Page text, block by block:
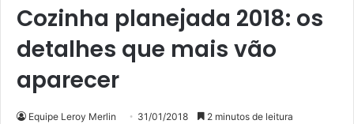
Cozinha planejada 2018: os
detalhes que mais vão
aparecer
Equipe Leroy Merlin 31/01/2018 2 minutos de leitura